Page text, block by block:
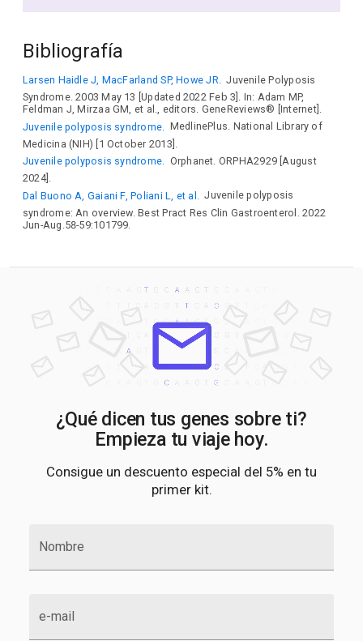
Bibliografía
Larsen Haidle J, MacFarland SP, Howe JR. Juvenile Polyposis
Syndrome. 2003 May 13 [Updated 2022 Feb 3]. In: Adam MP,
Feldman J, Mirzaa GM, et al., editors. GeneReviews® [Internet].
Juvenile polyposis syndrome.
MedlinePlus. National Library of
Medicina (NIH) [1 October 2013].
Juvenile polyposis syndrome. Orphanet. ORPHA2929 [August
2024].
Dal Buono A, Gaiani F, Poliani L, et al.
Juvenile polyposis
syndrome: An overview. Best Pract Res Clin Gastroenterol. 2022
Jun-Aug.58-59:101799.
¿Qué dicen tus genes sobre ti?
Empieza tu viaje hoy.
Consigue un descuento especial del 5% en tu
primer kit.
Nombre
e-mail